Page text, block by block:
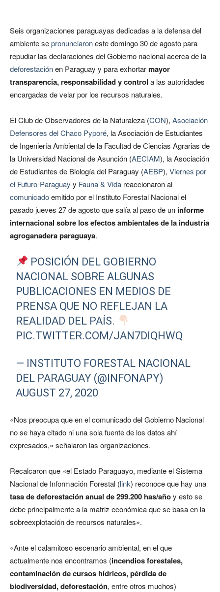
Seis organizaciones paraguayas dedicadas a la defensa del
ambiente sepronunciaroneste domingo 30 de agosto para
repudiar las declaraciones del Gobierno nacional acerca de la
deforestaciónen Paraguay y para exhortarmayor
transparencia, responsabilidad y control a las autoridades
encargadas de velar por los recursos naturales.
El Club de Observadores de la Naturaleza (CON), Asociación
Defensores del Chaco Pyporé, la Asociación de Estudiantes
de Ingeniería Ambiental de la Facultad de Ciencias Agrarias de
la Universidad Nacional de Asunción (AECIAM), la Asociación
de Estudiantes de Biología del Paraguay (AEBP), Viernes por
el Futuro-Paraguay y Fauna & Vida reaccionaron al
comunicadoemitido por el Instituto Forestal Nacional el
pasado jueves 27 de agosto que salía al paso de un informe
internacional sobre los efectos ambientales de la industria
agroganadera paraguaya.
POSICIÓN DEL GOBIERNO
NACIONAL SOBRE ALGUNAS
PUBLICACIONES EN MEDIOS DE
PRENSA QUE NO REFLEJAN LA
REALIDAD DEL PAÍS.
PIC.TWITTER.COM/JAN7DIQHWQ
— INSTITUTO FORESTAL NACIONAL
DEL PARAGUAY (@INFONAPY)
AUGUST 27, 2020
«Nos preocupa que en el comunicado del Gobierno Nacional
no se haya citado ni una sola fuente de los datos ahí
expresados,» señalaron las organizaciones.
Recalcaron que «el Estado Paraguayo, mediante el Sistema
Nacional de Información Forestal (link) reconoce que hay una
tasa de deforestación anual de 299.200 has/añoy esto se
debe principalmente a la matriz económica que se basa en la
sobreexplotación de recursos naturales».
«Ante el calamitoso escenario ambiental, en el que
actualmente nos encontramos (incendios forestales,
contaminación de cursos hídricos, pérdida de
biodiversidad, deforestación, entre otros muchos)